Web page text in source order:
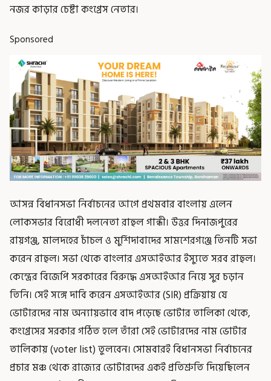
নজর কাড়ার চেষ্টা কংগ্রেস নেতার।
Sponsored
আসন্ন বিধানসভা নির্বাচনের আগে প্রথমবার বাংলায় এলেন
লোকসভার বিরোধী দলনেতা রাহুল গান্ধী। উত্তর দিনাজপুরের
রায়গঞ্জ, মালদহের চাঁচল ও মুর্শিদাবাদের সামশেরগঞ্জে তিনটি সভা
করেন রাহুল। সভা থেকে বাংলার এসআইআর ইস্যুতে সরব রাহুল।
কেন্দ্রের বিজেপি সরকারের বিরুদ্ধে এসআইআর নিয়ে সুর চড়ান
তিনি। সেই সঙ্গে দাবি করেন এসআইআর (SIR) প্রক্রিয়ায় যে
ভোটারদের নাম অন্যায়ভাবে বাদ পড়েছে ভোটার তালিকা থেকে,
কংগ্রেসের সরকার গঠিত হলে তাঁরা সেই ভোটারদের নাম ভোটার
তালিকায় (voter list) তুলবেন। সোমবারই বিধানসভা নির্বাচনের
প্রচার মঞ্চ থেকে রাজ্যের ভোটারদের একই প্রতিশ্রুতি দিয়েছিলেন